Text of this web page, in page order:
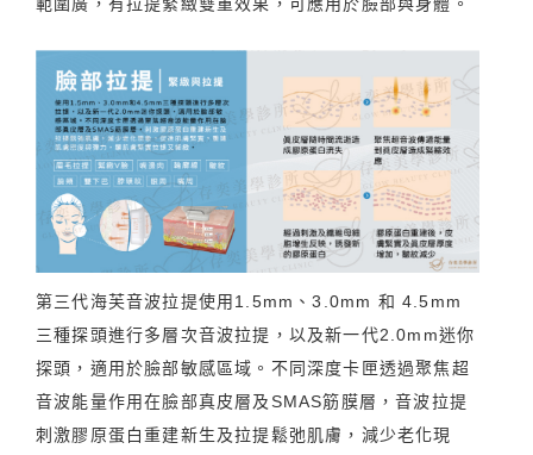
第三代海芙音波拉提使用1.5mm、3.0mm 和 4.5mm
三種探頭進行多層次音波拉提，以及新一代2.0mm迷你
探頭，適用於臉部敏感區域。不同深度卡匣透過聚焦超
音波能量作用在臉部真皮層及SMAS筋膜層，音波拉提
刺激膠原蛋白重建新生及拉提鬆弛肌膚，減少老化現